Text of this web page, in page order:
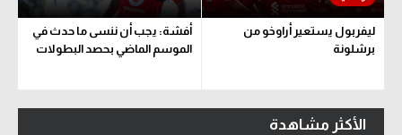
ليفربول يستعير أراوخو من
برشلونة
أفشة: يجب أن ننسى ما حدث في
الموسم الماضي بحصد البطولات
الأكثر مشاهدة